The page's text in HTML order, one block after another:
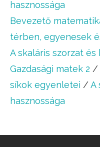
hasznossága
Bevezető
térben, egyenesek
A skaláris szorzat és
Gazdasági matek 2 /
síkok egyenletei / A
hasznossága